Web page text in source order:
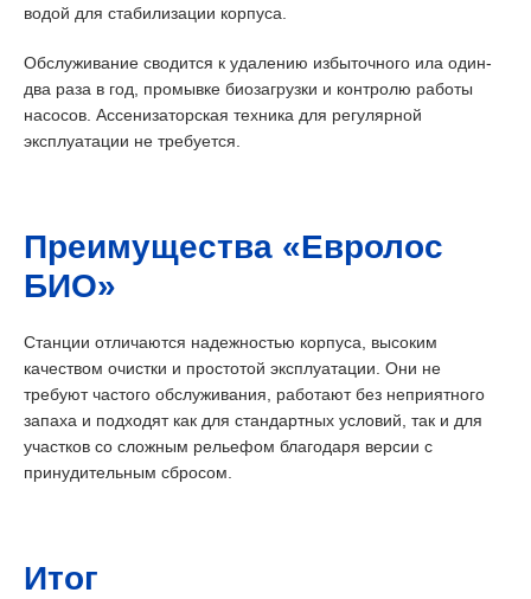
водой для стабилизации корпуса.
Обслуживание сводится к удалению избыточного ила один-
два раза в год, промывке биозагрузки и контролю работы
насосов. Ассенизаторская техника для регулярной
эксплуатации не требуется.
Преимущества «Евролос
БИО»
Станции отличаются надежностью корпуса, высоким
качеством очистки и простотой эксплуатации. Они не
требуют частого обслуживания, работают без неприятного
запаха и подходят как для стандартных условий, так и для
участков со сложным рельефом благодаря версии с
принудительным сбросом.
Итог